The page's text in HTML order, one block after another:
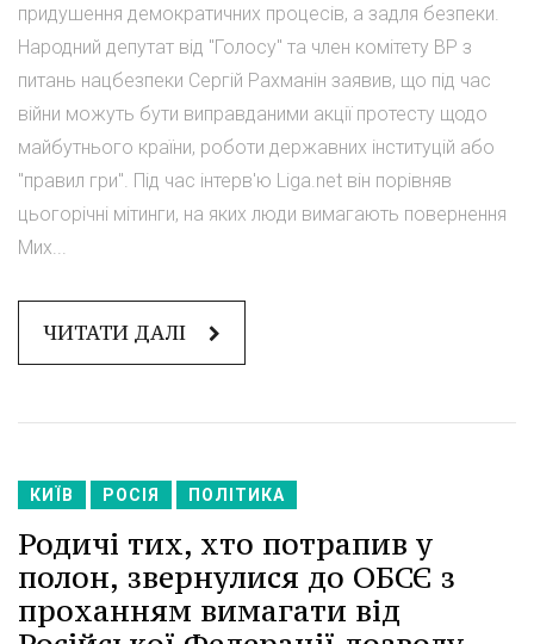
придушення демократичних процесів, а задля безпеки.
Народний депутат від "Голосу" та член комітету ВР з
питань нацбезпеки Сергій Рахманін заявив, що під час
війни можуть бути виправданими акції протесту щодо
майбутнього країни, роботи державних інституцій або
"правил гри". Під час інтерв'ю Liga.net він порівняв
цьогорічні мітинги, на яких люди вимагають повернення
Мих...
ЧИТАТИ ДАЛІ
КИЇВ РОСІЯ ПОЛІТИКА
Родичі тих, хто потрапив у
полон, звернулися до ОБСЄ з
проханням вимагати від